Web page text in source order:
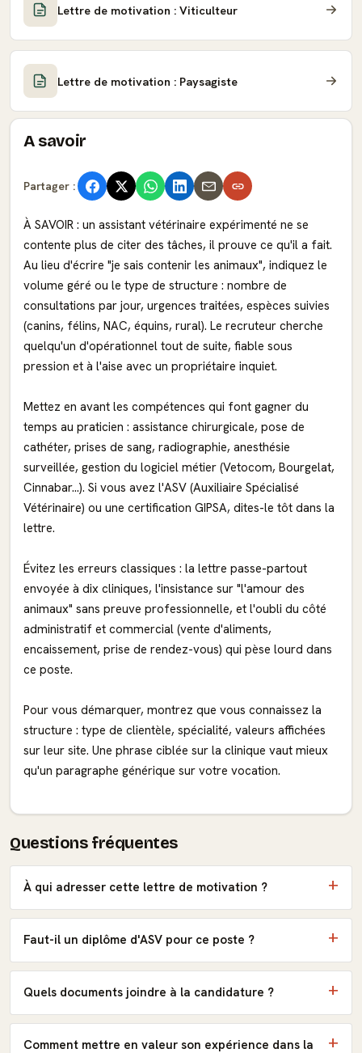
Lettre de motivation : Viticulteur
Lettre de motivation : Paysagiste
A savoir
Partager :
À SAVOIR : un assistant vétérinaire expérimenté ne se
contente plus de citer des tâches, il prouve ce qu'il a fait.
Au lieu d'écrire "je sais contenir les animaux", indiquez le
volume géré ou le type de structure : nombre de
consultations par jour, urgences traitées, espèces suivies
(canins, félins, NAC, équins, rural). Le recruteur cherche
quelqu'un d'opérationnel tout de suite, fiable sous
pression et à l'aise avec un propriétaire inquiet.
Mettez en avant les compétences qui font gagner du
temps au praticien : assistance chirurgicale, pose de
cathéter, prises de sang, radiographie, anesthésie
surveillée, gestion du logiciel métier (Vetocom, Bourgelat,
Cinnabar...). Si vous avez l'ASV (Auxiliaire Spécialisé
Vétérinaire) ou une certification GIPSA, dites-le tôt dans la
lettre.
Évitez les erreurs classiques : la lettre passe-partout
envoyée à dix cliniques, l'insistance sur "l'amour des
animaux" sans preuve professionnelle, et l'oubli du côté
administratif et commercial (vente d'aliments,
encaissement, prise de rendez-vous) qui pèse lourd dans
ce poste.
Pour vous démarquer, montrez que vous connaissez la
structure : type de clientèle, spécialité, valeurs affichées
sur leur site. Une phrase ciblée sur la clinique vaut mieux
qu'un paragraphe générique sur votre vocation.
Questions fréquentes
À qui adresser cette lettre de motivation ?
Faut-il un diplôme d'ASV pour ce poste ?
Quels documents joindre à la candidature ?
Comment mettre en valeur son expérience dans la